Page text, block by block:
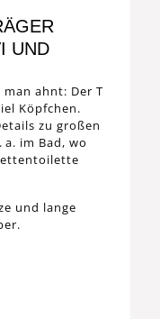
UND
ahnt: Der T
Köpfchen.
zu großen
a. im Bad, wo
und lange